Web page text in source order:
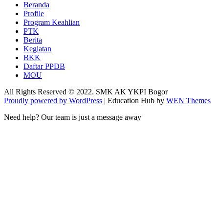
Beranda
Profile
Program Keahlian
PTK
Berita
Kegiatan
BKK
Daftar PPDB
MOU
All Rights Reserved © 2022. SMK AK YKPI Bogor
Proudly powered by WordPress | Education Hub by WEN Themes
Need help? Our team is just a message away